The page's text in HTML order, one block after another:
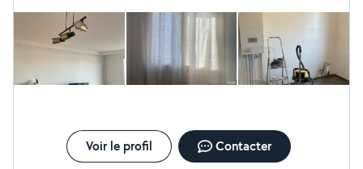
Voir le profil Contacter